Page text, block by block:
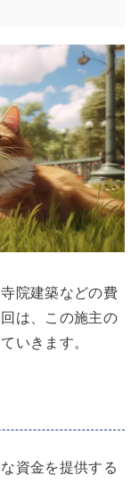
院建築などの費
は、この施主の
いきます。
資金を提供する